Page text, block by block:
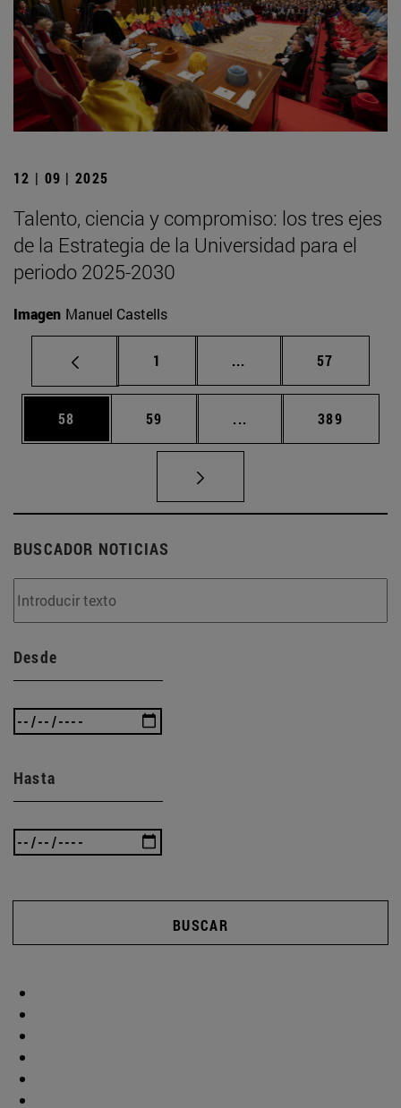
12 | 09 | 2025
Talento, ciencia y compromiso: los tres ejes
de la Estrategia de la Universidad para el
periodo 2025-2030
Imagen Manuel Castells
Página
1 ... Páginas intermedias
Página
57
Página
58 Página
59 ... Páginas intermedias
Página
389
BUSCADOR NOTICIAS
Desde
Hasta
BUSCAR